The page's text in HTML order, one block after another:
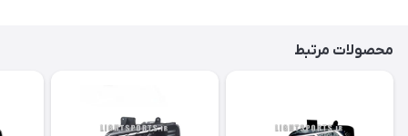
محصولات مرتبط